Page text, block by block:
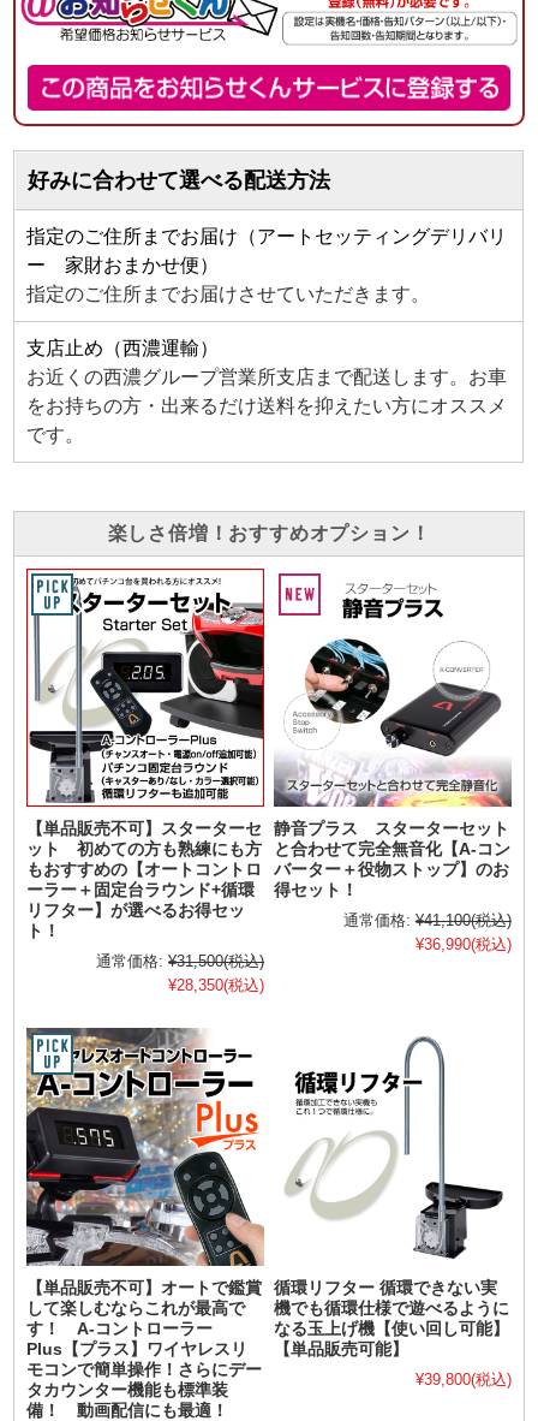
好みに合わせて選べる配送方法
指定のご住所までお届け（アートセッティングデリバリ
ー 家財おまかせ便）
指定のご住所までお届けさせていただきます。
支店止め（西濃運輸）
お近くの西濃グループ営業所支店まで配送します。お車
をお持ちの方・出来るだけ送料を抑えたい方にオススメ
です。
楽しさ倍増！おすすめオプション！
【単品販売不可】スターターセ
ット 初めての方も熟練にも方
もおすすめの【オートコントロ
ーラー＋固定台ラウンド+循環
リフター】が選べるお得セッ
ト！
通常価格: ¥31,500(税込)
¥28,350(税込)
静音プラス スターターセット
と合わせて完全無音化【A-コン
バーター＋役物ストップ】のお
得セット！
通常価格: ¥41,100(税込)
¥36,990(税込)
【単品販売不可】オートで鑑賞
して楽しむならこれが最高で
す！ A-コントローラー
Plus【プラス】ワイヤレスリ
モコンで簡単操作！さらにデー
タカウンター機能も標準装
備！ 動画配信にも最適！
循環リフター 循環できない実
機でも循環仕様で遊べるように
なる玉上げ機【使い回し可能】
【単品販売可能】
¥39,800(税込)